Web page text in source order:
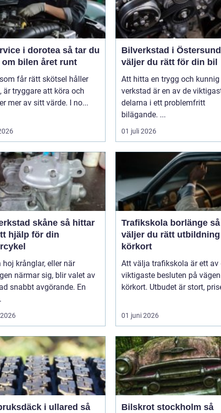
i dorotea så tar du
om bilen året runt
får rätt skötsel håller
är tryggare att köra och
mer av sitt värde. I no...
Bilverkstad i Östersund
väljer du rätt för din bil
Att hitta en trygg och kunnig
verkstad är en av de
delarna i ett problemfritt
bilägande. ...
01 juli 2026
skåne så hittar
hjälp för din
hoj krånglar, eller när
närmar sig, blir valet av
snabbt avgörande. En
Trafikskola borlänge så
väljer du rätt
körkort
Att välja trafikskola är ett av
viktigaste besluten på
körkort. Utbudet är stort,
01 juni 2026
i ullared så
Bilskrot stockholm så